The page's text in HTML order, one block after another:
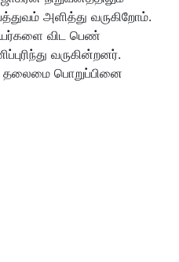
அளித்து வருகிறோம்.
விட பெண்
வருகின்றனர்.
தலைமை பொறுப்பினை